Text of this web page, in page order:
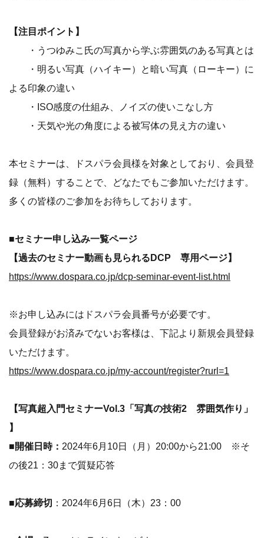
【注目ポイント】
・うつゆみこ氏の写真から学ぶ雰囲気のある写真とは
・明るい写真（ハイキー）と暗い写真（ローキー）に
よる印象の違い
・ISO感度の仕組み、ノイズの使いこなし方
・天気や光の角度による被写体の見え方の違い
本セミナーは、ドスパラ会員様を対象としており、会員登
録（無料）することで、どなたでもご参加いただけます。
多くの皆様のご参加をお待ちしております。
■セミナー申し込み一覧ページ
【過去のセミナー動画も見られるDCP 専用ページ】
https://www.dospara.co.jp/dcp-seminar-event-list.html
※お申し込みにはドスパラ会員番号が必要です。
会員登録がお済みでないお客様は、下記より新規会員登録
いただけます。
https://www.dospara.co.jp/my-account/register?rurl=1
【写真超入門セミナーVol.3「写真の技術2 雰囲気作り」
】
■開催日時： 2024年6月10日（月）20:00から21:00 ※そ
の後21：30まで質疑応答
■応募締切 ：2024年6月6日（木）23：00